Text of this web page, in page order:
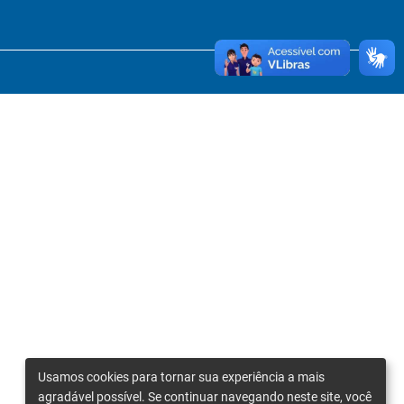
Usamos cookies para tornar sua experiência a mais
agradável possível. Se continuar navegando neste site, você